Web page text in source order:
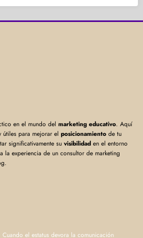
en el mundo del marketing educativo. Aquí
útiles para mejorar el posicionamiento de tu
significativamente su visibilidad en el entorno
la experiencia de un consultor de marketing
el estatus devora la comunicación